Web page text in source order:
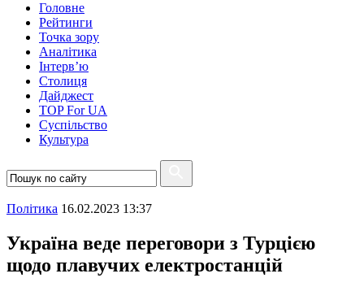
Головне
Рейтинги
Точка зору
Аналітика
Інтерв’ю
Столиця
Дайджест
TOP For UA
Суспiльство
Культура
Полiтика 16.02.2023 13:37
Україна веде переговори з Турцією
щодо плавучих електростанцій